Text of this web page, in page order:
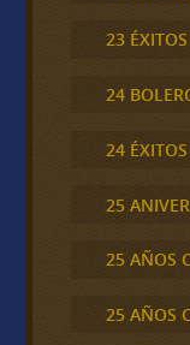
23
24
24 ÉXITOS
25
25 AÑOS
25 AÑOS